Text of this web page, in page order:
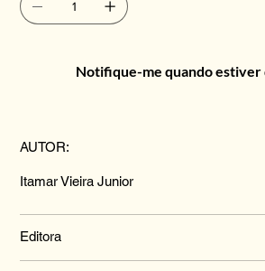
Notifique-me quando estiver
AUTOR:
Itamar Vieira Junior
Editora